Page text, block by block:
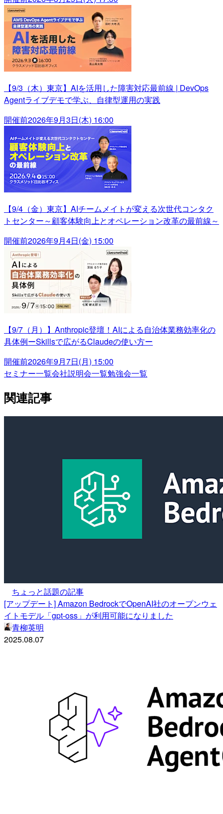
【9/3（木）東京】AIを活用した障害対応最前線 | DevOps
Agentライブデモで学ぶ、自律型運用の実践
開催前2026年9月3日(木) 16:00
【9/4（金）東京】AIチームメイトが変える次世代コンタク
トセンター～顧客体験向上とオペレーション改革の最前線～
開催前2026年9月4日(金) 15:00
【9/7（月）】Anthropic登壇！AIによる自治体業務効率化の
具体例ーSkillsで広がるClaudeの使い方ー
開催前2026年9月7日(月) 15:00
セミナー一覧会社説明会一覧勉強会一覧
関連記事
ちょっと話題の記事
[アップデート] Amazon BedrockでOpenAI社のオープンウェ
イトモデル「gpt-oss」が利用可能になりました
青柳英明
2025.08.07